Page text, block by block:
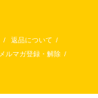
/ 返品について /
メルマガ登録・解除 /